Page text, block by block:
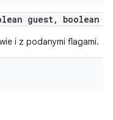
guest, boolean
i z podanymi flagami.